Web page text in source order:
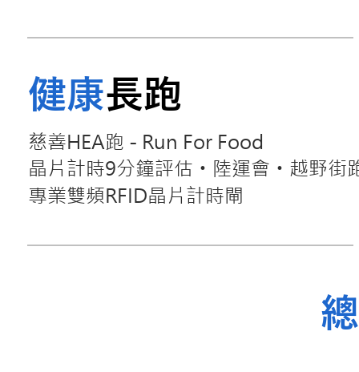
健康長跑
慈善HEA跑 - Run For Food
晶片計時9分鐘評估 ・ 陸運會 ・ 越野街
專業雙頻RFID晶片計時閘
總